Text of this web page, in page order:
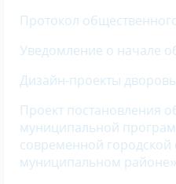
Протокол
Уведомление о начале
Дизайн-проекты
Проект постановления
муниципальной
современной
муниципальном районе»